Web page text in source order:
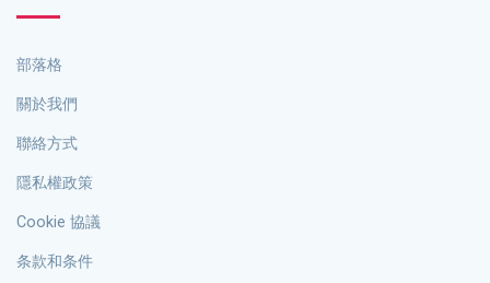
部落格
關於我們
聯絡方式
隱私權政策
Cookie 協議
条款和条件